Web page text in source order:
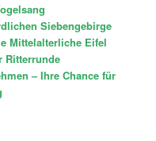
Siebengebirge
Mittelalterliche Eifel
Ritterrunde
– Ihre Chance für